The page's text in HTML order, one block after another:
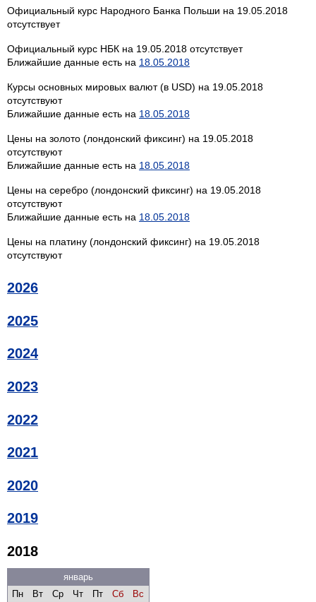
Официальный курс Народного Банка Польши на 19.05.2018
отсутствует
Официальный курс НБК на 19.05.2018 отсутствует
Ближайшие данные есть на 18.05.2018
Курсы основных мировых валют (в USD) на 19.05.2018
отсутствуют
Ближайшие данные есть на 18.05.2018
Цены на золото (лондонский фиксинг) на 19.05.2018
отсутствуют
Ближайшие данные есть на 18.05.2018
Цены на серебро (лондонский фиксинг) на 19.05.2018
отсутствуют
Ближайшие данные есть на 18.05.2018
Цены на платину (лондонский фиксинг) на 19.05.2018
отсутствуют
2026
2025
2024
2023
2022
2021
2020
2019
2018
январь
Пн
Вт Ср Чт Пт Сб
Вс